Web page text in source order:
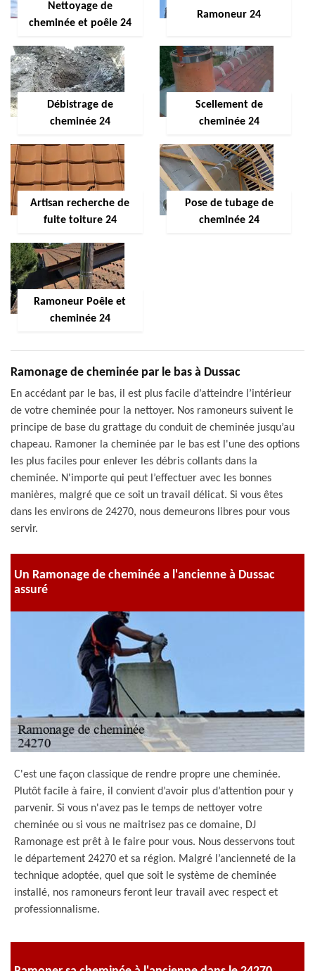
Nettoyage de
cheminée et poêle 24
Ramoneur 24
Débistrage de
cheminée 24
Scellement de
cheminée 24
Artisan recherche de
fuite toiture 24
Pose de tubage de
cheminée 24
Ramoneur Poêle et
cheminée 24
Ramonage de cheminée par le bas à Dussac
En accédant par le bas, il est plus facile d’atteindre l’intérieur
de votre cheminée pour la nettoyer. Nos ramoneurs suivent le
principe de base du grattage du conduit de cheminée jusqu’au
chapeau. Ramoner la cheminée par le bas est l'une des options
les plus faciles pour enlever les débris collants dans la
cheminée. N'importe qui peut l’effectuer avec les bonnes
manières, malgré que ce soit un travail délicat. Si vous êtes
dans les environs de 24270, nous demeurons libres pour vous
servir.
Un Ramonage de cheminée a l'ancienne à Dussac
assuré
C'est une façon classique de rendre propre une cheminée.
Plutôt facile à faire, il convient d’avoir plus d’attention pour y
parvenir. Si vous n'avez pas le temps de nettoyer votre
cheminée ou si vous ne maitrisez pas ce domaine, DJ
Ramonage est prêt à le faire pour vous. Nous desservons tout
le département 24270 et sa région. Malgré l’ancienneté de la
technique adoptée, quel que soit le système de cheminée
installé, nos ramoneurs feront leur travail avec respect et
professionnalisme.